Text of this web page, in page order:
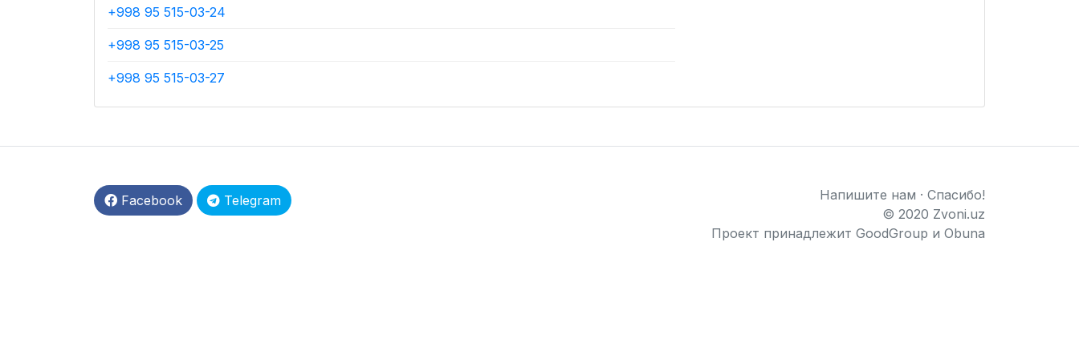
+998 95 515-03-24
+998 95 515-03-25
+998 95 515-03-27
Facebook Telegram Напишите нам · Спасибо!
© 2020 Zvoni.uz
Проект принадлежит GoodGroup и Obuna